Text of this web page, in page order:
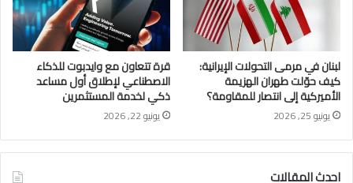
لبنان في مرمى التحولات الإيرانية:
كيف حوّلت طهران الهزيمة
الأميركية إلى انتصار للمقاومة؟
يونيو 25, 2026
قرة تتعاون مع وايدبوت للذكاء
الاصطناعي لإطلاق أول مساعد
ذكي لخدمة المستثمرين
يونيو 22, 2026
احدث المقالات